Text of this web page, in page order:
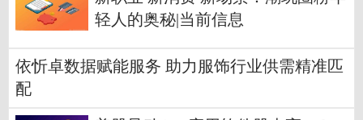
轻人的奥秘|当前信息
依忻卓数据赋能服务 助力服饰行业供需精准匹
配